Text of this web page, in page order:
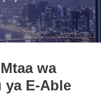
wa
ya E-Able